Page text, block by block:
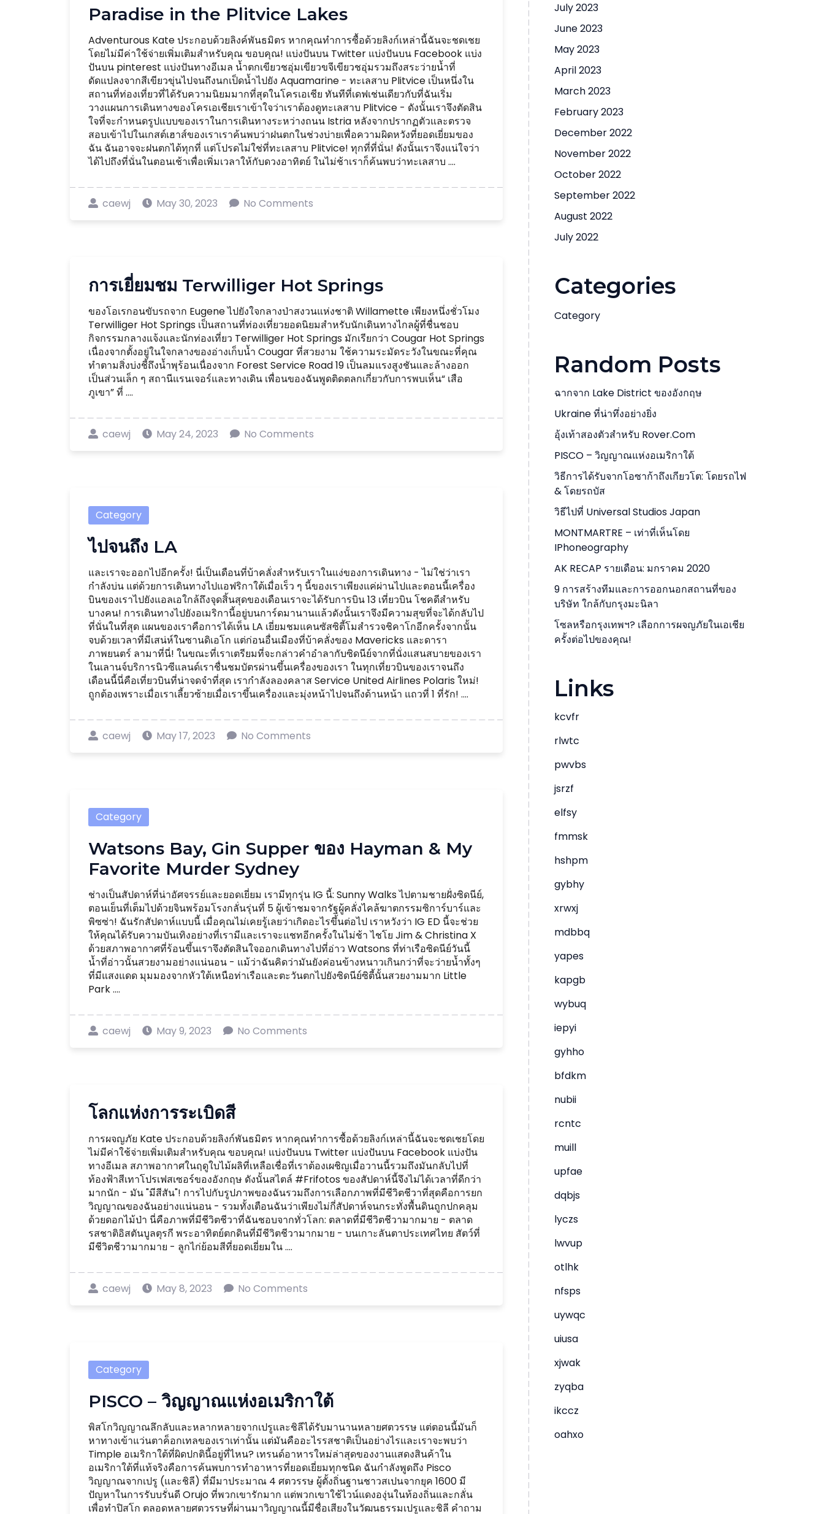
Paradise in the Plitvice Lakes
Adventurous Kate ประกอบด้วยลิงค์พันธมิตร หากคุณทำการซื้อด้วยลิงก์เหล่านี้ฉันจะชดเชย
โดยไม่มีค่าใช้จ่ายเพิ่มเติมสำหรับคุณ ขอบคุณ! แบ่งปันบน Twitter แบ่งปันบน Facebook แบ่ง
ปันบน pinterest แบ่งปันทางอีเมล น้ำตกเขียวชอุ่มเขียวขจีเขียวชอุ่มรวมถึงสระว่ายน้ำที่
ดัดแปลงจากสีเขียวขุ่นไปจนถึงนกเป็ดน้ำไปยัง Aquamarine - ทะเลสาบ Plitvice เป็นหนึ่งใน
สถานที่ท่องเที่ยวที่ได้รับความนิยมมากที่สุดในโครเอเชีย ทันทีที่เดฟเช่นเดียวกับที่ฉันเริ่ม
วางแผนการเดินทางของโครเอเชียเราเข้าใจว่าเราต้องดูทะเลสาบ Plitvice - ดังนั้นเราจึงตัดสิน
ใจที่จะกำหนดรูปแบบของเราในการเดินทางระหว่างถนน Istria หลังจากปรากฏตัวและตรวจ
สอบเข้าไปในเกสต์เฮาส์ของเราเราค้นพบว่าฝนตกในช่วงบ่ายเพื่อความผิดหวังที่ยอดเยี่ยมของ
ฉัน ฉันอาจจะฝนตกได้ทุกที่ แต่โปรดไม่ใช่ที่ทะเลสาบ Plitvice! ทุกที่ที่นั่น! ดังนั้นเราจึงแน่ใจว่า
ได้ไปถึงที่นั่นในตอนเช้าเพื่อเพิ่มเวลาให้กับดวงอาทิตย์ ในไม่ช้าเราก็ค้นพบว่าทะเลสาบ ....
caewj May 30, 2023 No Comments
การเยี่ยมชม Terwilliger Hot Springs
ของโอเรกอนขับรถจาก Eugene ไปยังใจกลางป่าสงวนแห่งชาติ Willamette เพียงหนึ่งชั่วโมง
Terwilliger Hot Springs เป็นสถานที่ท่องเที่ยวยอดนิยมสำหรับนักเดินทางไกลผู้ที่ชื่นชอบ
กิจกรรมกลางแจ้งและนักท่องเที่ยว Terwilliger Hot Springs มักเรียกว่า Cougar Hot Springs
เนื่องจากตั้งอยู่ในใจกลางของอ่างเก็บน้ำ Cougar ที่สวยงาม ใช้ความระมัดระวังในขณะที่คุณ
ทำตามสิ่งบ่งชี้ถึงน้ำพุร้อนเนื่องจาก Forest Service Road 19 เป็นลมแรงสูงชันและล้างออก
เป็นส่วนเล็ก ๆ สถานีแรนเจอร์และทางเดิน เพื่อนของฉันพูดติดตลกเกี่ยวกับการพบเห็น“ เสือ
ภูเขา” ที่ ....
caewj May 24, 2023 No Comments
Category
ไปจนถึง LA
และเราจะออกไปอีกครั้ง! นี่เป็นเดือนที่บ้าคลั่งสำหรับเราในแง่ของการเดินทาง - ไม่ใช่ว่าเรา
กำลังบ่น แต่ด้วยการเดินทางไปแอฟริกาใต้เมื่อเร็ว ๆ นี้ของเราเพียงแค่ผ่านไปและตอนนี้เครื่อง
บินของเราไปยังแอลเอใกล้ถึงจุดสิ้นสุดของเดือนเราจะได้รับการบิน 13 เที่ยวบิน โชคดีสำหรับ
บางคน! การเดินทางไปยังอเมริกานี้อยู่บนการ์ดมานานแล้วดังนั้นเราจึงมีความสุขที่จะได้กลับไป
ที่นั่นในที่สุด แผนของเราคือการได้เห็น LA เยี่ยมชมแคนซัสซิตี้โมสำรวจชิคาโกอีกครั้งจากนั้น
จบด้วยเวลาที่มีเสน่ห์ในซานดิเอโก แต่ก่อนอื่นเมืองที่บ้าคลั่งของ Mavericks และดารา
ภาพยนตร์ ลามาที่นี่! ในขณะที่เราเตรียมที่จะกล่าวคำอำลากับซิดนีย์จากที่นั่งแสนสบายของเรา
ในเลานจ์บริการนิวซีแลนด์เราชื่นชมบัตรผ่านขึ้นเครื่องของเรา ในทุกเที่ยวบินของเราจนถึง
เดือนนี้นี่คือเที่ยวบินที่น่าจดจำที่สุด เรากำลังลองคลาส Service United Airlines Polaris ใหม่!
ถูกต้องเพราะเมื่อเราเลี้ยวซ้ายเมื่อเราขึ้นเครื่องและมุ่งหน้าไปจนถึงด้านหน้า แถวที่ 1 ที่รัก! ....
caewj May 17, 2023 No Comments
Category
Watsons Bay, Gin Supper ของ Hayman & My
Favorite Murder Sydney
ช่างเป็นสัปดาห์ที่น่าอัศจรรย์และยอดเยี่ยม เรามีทุกรุ่น IG นี้: Sunny Walks ไปตามชายฝั่งซิดนีย์,
ตอนเย็นที่เต็มไปด้วยจินพร้อมโรงกลั่นรุ่นที่ 5 ผู้เข้าชมจากรัฐผู้คลั่งไคล้ฆาตกรรมซิการ์บาร์และ
พิซซ่า! ฉันรักสัปดาห์แบบนี้ เมื่อคุณไม่เคยรู้เลยว่าเกิดอะไรขึ้นต่อไป เราหวังว่า IG ED ​​นี้จะช่วย
ให้คุณได้รับความบันเทิงอย่างที่เรามีและเราจะแชทอีกครั้งในไม่ช้า ไชโย Jim & Christina X
ด้วยสภาพอากาศที่ร้อนขึ้นเราจึงตัดสินใจออกเดินทางไปที่อ่าว Watsons ที่ท่าเรือซิดนีย์วันนี้
น้ำที่อ่าวนั้นสวยงามอย่างแน่นอน - แม้ว่าฉันคิดว่ามันยังค่อนข้างหนาวเกินกว่าที่จะว่ายน้ำทั้งๆ
ที่มีแสงแดด มุมมองจากหัวใต้เหนือท่าเรือและตะวันตกไปยังซิดนีย์ซิตี้นั้นสวยงามมาก Little
Park ....
caewj May 9, 2023 No Comments
โลกแห่งการระเบิดสี
การผจญภัย Kate ประกอบด้วยลิงก์พันธมิตร หากคุณทำการซื้อด้วยลิงก์เหล่านี้ฉันจะชดเชยโดย
ไม่มีค่าใช้จ่ายเพิ่มเติมสำหรับคุณ ขอบคุณ! แบ่งปันบน Twitter แบ่งปันบน Facebook แบ่งปัน
ทางอีเมล สภาพอากาศในฤดูใบไม้ผลิที่เหลือเชื่อที่เราต้องเผชิญเมื่อวานนี้รวมถึงมันกลับไปที่
ท้องฟ้าสีเทาโปรเฟสเซอร์ของอังกฤษ ดังนั้นสไตล์ #Frifotos ของสัปดาห์นี้จึงไม่ได้เวลาที่ดีกว่า
มากนัก - มัน "มีสีสัน"! การไปกับรูปภาพของฉันรวมถึงการเลือกภาพที่มีชีวิตชีวาที่สุดคือการยก
วิญญาณของฉันอย่างแน่นอน - รวมทั้งเตือนฉันว่าเพียงไม่กี่สัปดาห์จนกระทั่งพื้นดินถูกปกคลุม
ด้วยดอกไม้ป่า นี่คือภาพที่มีชีวิตชีวาที่ฉันชอบจากทั่วโลก: ตลาดที่มีชีวิตชีวามากมาย - ตลาด
รสชาติอิสตันบูลตุรกี พระอาทิตย์ตกดินที่มีชีวิตชีวามากมาย - บนเกาะลันตาประเทศไทย สัตว์ที่
มีชีวิตชีวามากมาย - ลูกไก่ย้อมสีที่ยอดเยี่ยมใน ....
caewj May 8, 2023 No Comments
Category
PISCO – วิญญาณแห่งอเมริกาใต้
พิสโกวิญญาณลึกลับและหลากหลายจากเปรูและชิลีได้รับมานานหลายศตวรรษ แต่ตอนนี้มันก็
หาทางเข้าแว่นตาค็อกเทลของเราเท่านั้น แต่มันคืออะไรรสชาติเป็นอย่างไรและเราจะพบว่า
Timple อเมริกาใต้ที่ผิดปกตินี้อยู่ที่ไหน? เทรนด์อาหารใหม่ล่าสุดของงานแสดงสินค้าใน
อเมริกาใต้ที่แท้จริงคือการค้นพบการทำอาหารที่ยอดเยี่ยมทุกชนิด ฉันกำลังพูดถึง Pisco
วิญญาณจากเปรู (และชิลี) ที่มีมาประมาณ 4 ศตวรรษ ผู้ตั้งถิ่นฐานชาวสเปนจากยุค 1600 มี
ปัญหาในการรับบรั่นดี Orujo ที่พวกเขารักมาก แต่พวกเขาใช้ไวน์แดงองุ่นในท้องถิ่นและกลั่น
เพื่อทำปิสโก ตลอดหลายศตวรรษที่ผ่านมาวิญญาณนี้มีชื่อเสียงในวัฒนธรรมเปรูและชิลี คำถาม
July 2023
June 2023
May 2023
April 2023
March 2023
February 2023
December 2022
November 2022
October 2022
September 2022
August 2022
July 2022
Categories
Category
Random Posts
ฉากจาก Lake District ของอังกฤษ
Ukraine ที่น่าทึ่งอย่างยิ่ง
อุ้งเท้าสองตัวสำหรับ Rover.com
PISCO – วิญญาณแห่งอเมริกาใต้
วิธีการได้รับจากโอซาก้าถึงเกียวโต: โดยรถไฟ
& โดยรถบัส
วิธีไปที่ Universal Studios Japan
MONTMARTRE – เท่าที่เห็นโดย
IPhoneography
AK RECAP รายเดือน: มกราคม 2020
9 การสร้างทีมและการออกนอกสถานที่ของ
บริษัท ใกล้กับกรุงมะนิลา
โซลหรือกรุงเทพฯ? เลือกการผจญภัยในเอเชีย
ครั้งต่อไปของคุณ!
Links
kcvfr
rlwtc
pwvbs
jsrzf
elfsy
fmmsk
hshpm
gybhy
xrwxj
mdbbq
yapes
kapgb
wybuq
iepyi
gyhho
bfdkm
nubii
rcntc
muill
upfae
dqbjs
lyczs
lwvup
otlhk
nfsps
uywqc
uiusa
xjwak
zyqba
ikccz
oahxo